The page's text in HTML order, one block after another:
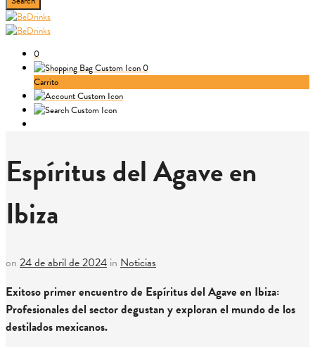
0
0
Carrito
Espíritus del Agave en
Ibiza
on 24 de abril de 2024 in Noticias
Exitoso primer encuentro de Espíritus del Agave en Ibiza:
Profesionales del sector degustan y exploran el mundo de los
destilados mexicanos.